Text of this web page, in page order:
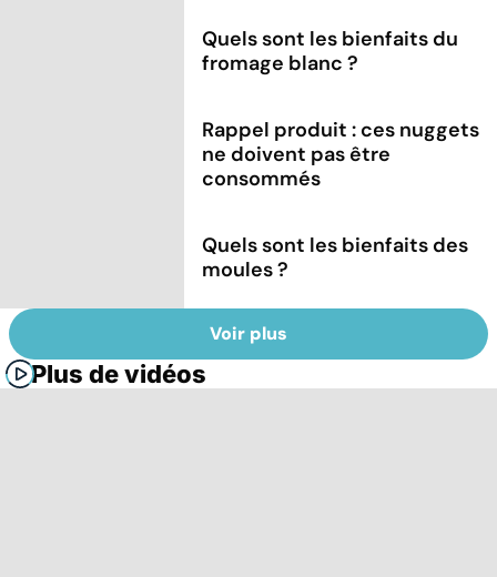
Quels sont les bienfaits du
fromage blanc ?
Rappel produit : ces nuggets
ne doivent pas être
consommés
Quels sont les bienfaits des
moules ?
Voir plus
Plus de vidéos